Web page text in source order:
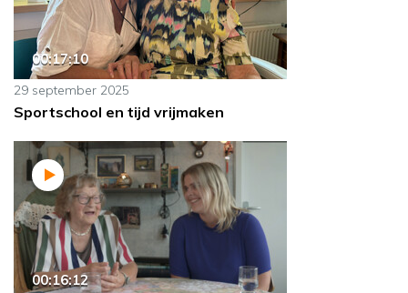
00:17:10
29 september 2025
Sportschool en tijd vrijmaken
00:16:12